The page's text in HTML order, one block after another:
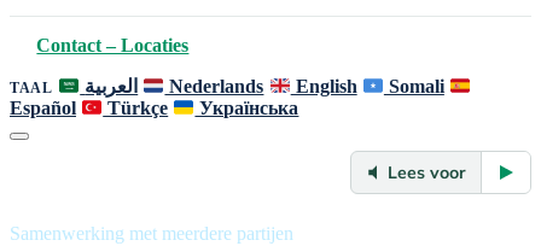
Contact – Locaties
TAAL العربية Nederlands English
Somali
Español
Türkçe Українська
Lees voor
Samenwerking met meerdere partijen